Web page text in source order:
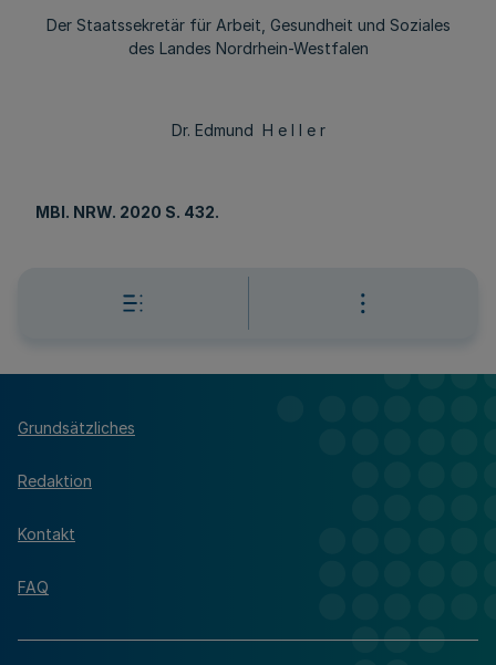
Der Staatssekretär für Arbeit, Gesundheit und Soziales
des Landes Nordrhein-Westfalen
Dr. Edmund H e l l e r
MBl. NRW. 2020 S. 432.
Grundsätzliches
Redaktion
Kontakt
FAQ